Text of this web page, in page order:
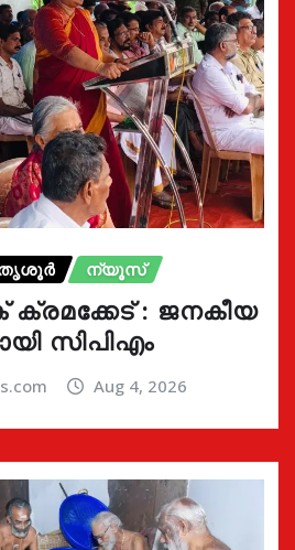
ന്യൂസ്
: ജനകീയ
സിപിഎം
Aug 4, 2026